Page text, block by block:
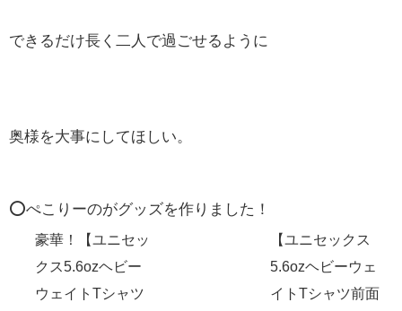
できるだけ長く二人で過ごせるように
奥様を大事にしてほしい。
⭕️ぺこりーのがグッズを作りました！
豪華！【ユニセッ
クス5.6ozヘビー
ウェイトTシャツ
【ユニセックス
5.6ozヘビーウェ
イトTシャツ前面